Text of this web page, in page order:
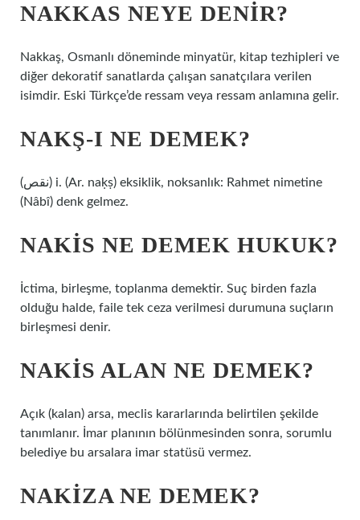
NAKKAS NEYE DENIR?
Nakkaş, Osmanlı döneminde minyatür, kitap tezhipleri ve
diğer dekoratif sanatlarda çalışan sanatçılara verilen
isimdir. Eski Türkçe’de ressam veya ressam anlamına gelir.
NAKŞ-I NE DEMEK?
(ﻧﻘﺺ) i. (Ar. naḳṣ) eksiklik, noksanlık: Rahmet nimetine
(Nâbî) denk gelmez.
NAKIS NE DEMEK HUKUK?
İctima, birleşme, toplanma demektir. Suç birden fazla
olduğu halde, faile tek ceza verilmesi durumuna suçların
birleşmesi denir.
NAKIS ALAN NE DEMEK?
Açık (kalan) arsa, meclis kararlarında belirtilen şekilde
tanımlanır. İmar planının bölünmesinden sonra, sorumlu
belediye bu arsalara imar statüsü vermez.
NAKIZA NE DEMEK?